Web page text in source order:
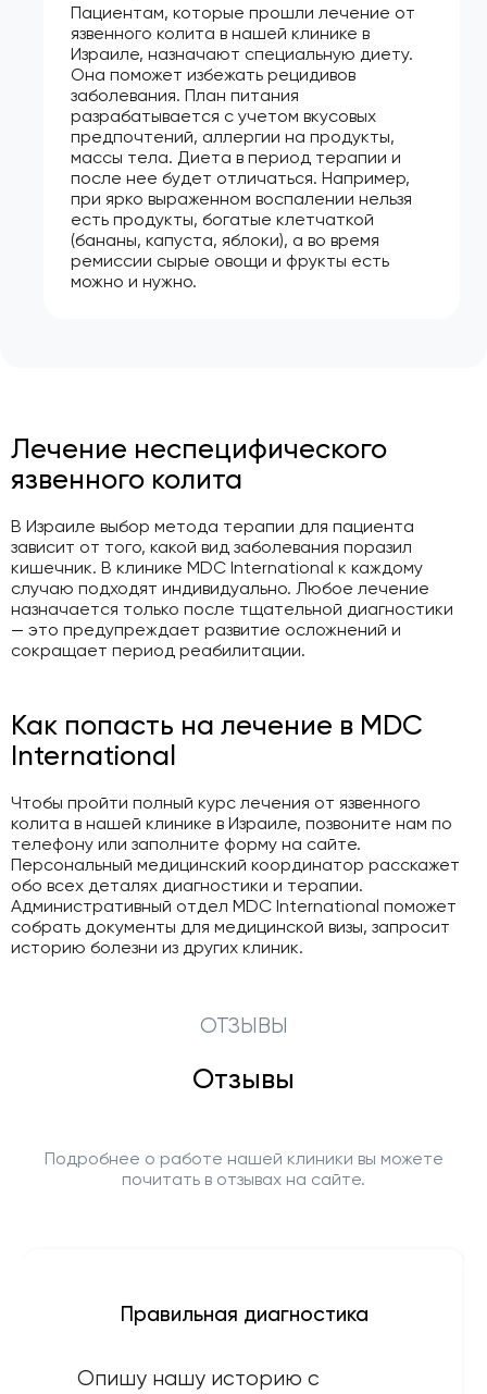
Пациентам, которые прошли лечение от
язвенного колита в нашей клинике в
Израиле, назначают специальную диету.
Она поможет избежать рецидивов
заболевания. План питания
разрабатывается с учетом вкусовых
предпочтений, аллергии на продукты,
массы тела. Диета в период терапии и
после нее будет отличаться. Например,
при ярко выраженном воспалении нельзя
есть продукты, богатые клетчаткой
(бананы, капуста, яблоки), а во время
ремиссии сырые овощи и фрукты есть
можно и нужно.
Лечение неспецифического
язвенного колита
В Израиле выбор метода терапии для пациента
зависит от того, какой вид заболевания поразил
кишечник. В клинике MDC International к каждому
случаю подходят индивидуально. Любое лечение
назначается только после тщательной диагностики
— это предупреждает развитие осложнений и
сокращает период реабилитации.
Как попасть на лечение в MDC
International
Чтобы пройти полный курс лечения от язвенного
колита в нашей клинике в Израиле, позвоните нам по
телефону или заполните форму на сайте.
Персональный медицинский координатор расскажет
обо всех деталях диагностики и терапии.
Административный отдел MDC International поможет
собрать документы для медицинской визы, запросит
историю болезни из других клиник.
ОТЗЫВЫ
Отзывы
Подробнее о работе нашей клиники вы можете
почитать в отзывах на сайте.
Правильная диагностика
Опишу нашу историю с